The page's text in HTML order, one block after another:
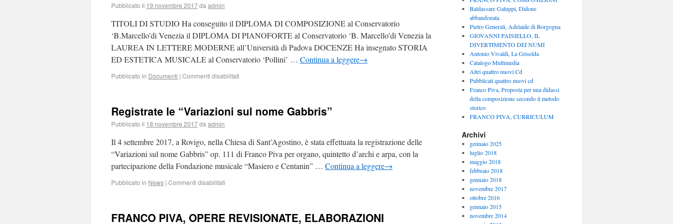
Pubblicato il 19 novembre 2017da admin
TITOLI DI STUDIO Ha conseguito il DIPLOMA DI COMPOSIZIONE al Conservatorio
‘B.Marcello’di Venezia il DIPLOMA DI PIANOFORTE al Conservatorio ‘B. Marcello’di Venezia la
LAUREA IN LETTERE MODERNE all’Università di Padova DOCENZE Ha insegnato STORIA
ED ESTETICA MUSICALE al Conservatorio ‘Pollini’ … Continua a leggere→
Pubblicato in Documenti | Commenti disabilitati
Registrate le “Variazioni sul nome Gabbris”
Pubblicato il 18 novembre 2017da admin
Il 4 settembre 2017, a Rovigo, nella Chiesa di Sant’Agostino, è stata effettuata la registrazione delle
“Variazioni sul nome Gabbris” op. 111 di Franco Piva per organo, quintetto d’archi e arpa, con la
partecipazione della Fondazione musicale “Masiero e Centanin” … Continua a leggere→
Pubblicato in News | Commenti disabilitati
FRANCO PIVA, OPERE REVISIONATE, ELABORAZIONI
Baldassare Galuppi, Didone
abbandonata
Pietro Generali, Adelaide di Borgogna
GIOVANNI PAISIELLO, IL
DIVERTIMENTO DEI NUMI
Antonio Vivaldi, La Griselda
Catalogo Multimedia
Altri quattro nuovi Cd
Pubblicati quattro nuovi cd
Franco Piva, Proposta per una didassi
della composizione secondo il metodo
storico
FRANCO PIVA, CURRICULUM
Archivi
gennaio 2025
luglio 2018
maggio 2018
febbraio 2018
gennaio 2018
novembre 2017
ottobre 2016
gennaio 2015
novembre 2014